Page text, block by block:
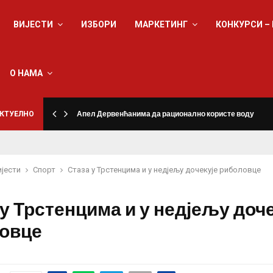
ВИЈЕСТИ ИЗБОРИ МАРКЕТИНГ КОНКУРСИ
О НАМА
Апел Дервенћанима да рационално користе воду
Спорт Стаза у Трстенцима и у недјељу дочекује риболовце
Трстенцима и у недјељу